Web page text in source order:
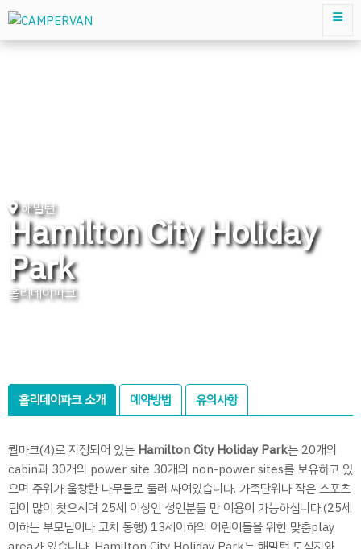
해밀턴
Hamilton City Holiday
Park
홀리데이파크
홀리데이파크 소개 예약방법 유의사항
퀄마크(4)로 지정되어 있는 Hamilton City Holiday Park는 20개의
cabin과 30개의 power site 30개의 non-power sites를 보유하고 있
으며 주위가 울창한 나무들로 둘러 싸여있습니다. 가족단위나 작은 스포츠
팀이 많이 찾으시며 25세 이상인 성인분들 만 이용이 가능하십니다.(25세
이하는 부모님이나 코치 동행) 13세이하의 어린이들을 위한 맞춤play